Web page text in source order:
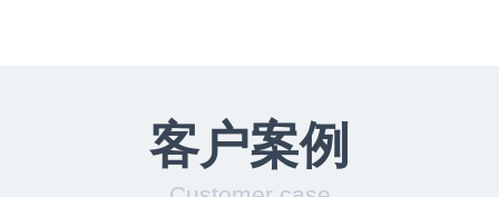
客户案例